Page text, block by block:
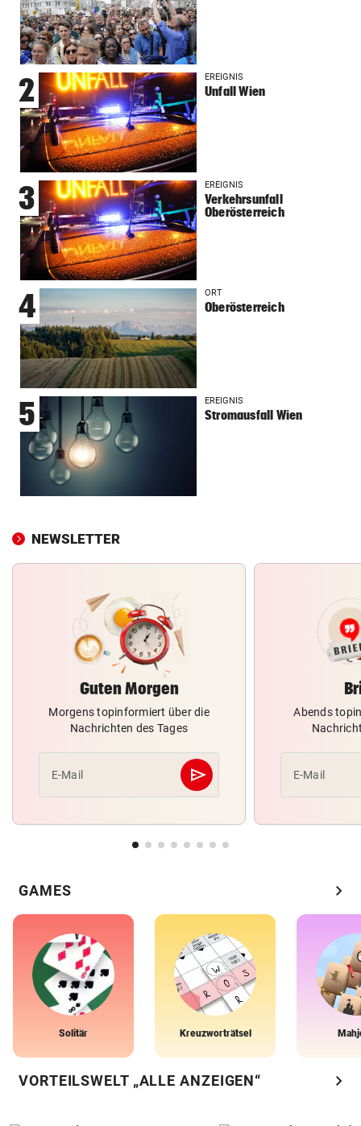
2 EREIGNIS
Unfall Wien
3 EREIGNIS
Verkehrsunfall
Oberösterreich
4 ORT
Oberösterreich
5 EREIGNIS
Stromausfall Wien
NEWSLETTER
Guten Morgen
Morgens topinformiert über die
Nachrichten des Tages
E-Mail send
Abschicken
Abends
E-Mail
GAMES chevron_right
Solitär Kreuzworträtsel
VORTEILSWELT „ALLE ANZEIGEN“ chevron_right